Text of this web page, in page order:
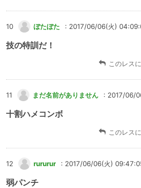
10 ぼたぼた : 2017/06/06(火)
技の特訓だ！
このレス
11 まだ名前がありません : 2017/06/
十割ハメコンボ
このレス
12 rururur : 2017/06/06(火)
弱パンチ